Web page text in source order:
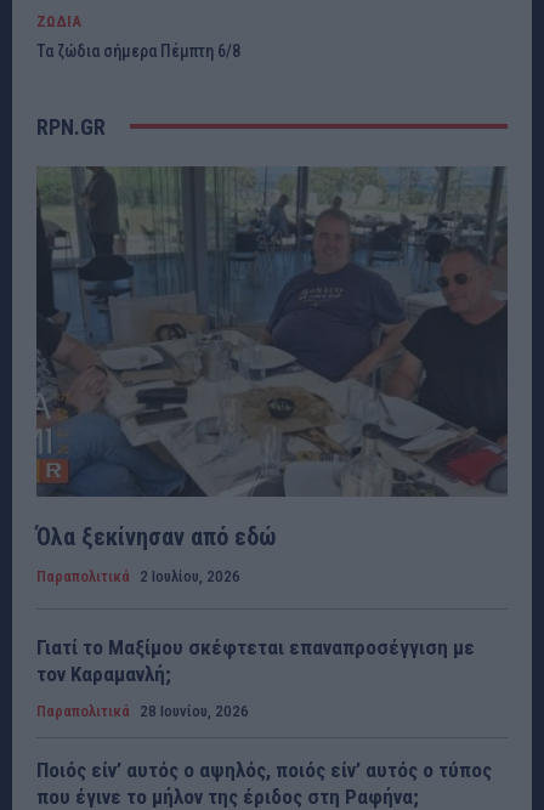
ΖΩΔΙΑ
Τα ζώδια σήμερα Πέμπτη 6/8
RPN.GR
Όλα ξεκίνησαν από εδώ
Παραπολιτικά 2 Ιουλίου, 2026
Γιατί το Μαξίμου σκέφτεται επαναπροσέγγιση με
τον Καραμανλή;
Παραπολιτικά 28 Ιουνίου, 2026
Ποιός είν’ αυτός ο αψηλός, ποιός είν’ αυτός ο τύπος
που έγινε το μήλον της έριδος στη Ραφήνα;